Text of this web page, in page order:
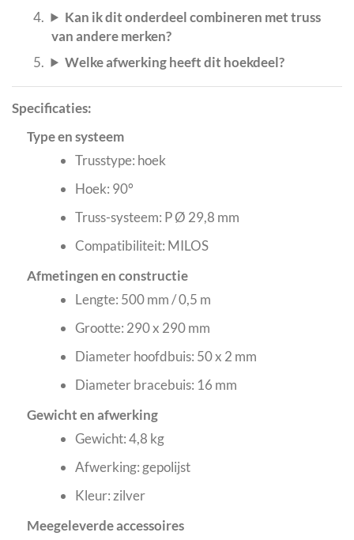
Kan ik dit onderdeel combineren met truss
van andere merken?
Welke afwerking heeft dit hoekdeel?
Specificaties:
Type en systeem
Trusstype: hoek
Hoek: 90°
Truss-systeem: P Ø 29,8 mm
Compatibiliteit: MILOS
Afmetingen en constructie
Lengte: 500 mm / 0,5 m
Grootte: 290 x 290 mm
Diameter hoofdbuis: 50 x 2 mm
Diameter bracebuis: 16 mm
Gewicht en afwerking
Gewicht: 4,8 kg
Afwerking: gepolijst
Kleur: zilver
Meegeleverde accessoires